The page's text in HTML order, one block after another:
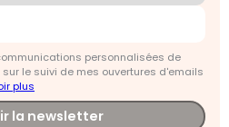
personnalisées de
le suivi de mes ouvertures d'emails
plus
la newsletter